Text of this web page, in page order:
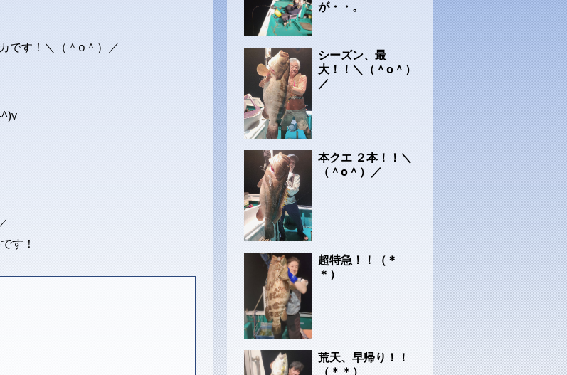
です！＼（＾o＾）／
す！
が・・。
シーズン、最
大！！＼（＾o＾）
／
本クエ ２本！！＼
（＾o＾）／
超特急！！（＊
＊）
荒天、早帰り！！
（＊＊）